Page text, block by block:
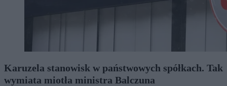
Karuzela stanowisk w państwowych spółkach. Tak
wymiata miotła ministra Balczuna